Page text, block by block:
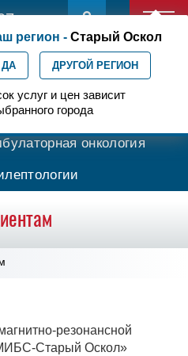
регион - Старый Оскол
ДА ДРУГОЙ РЕГИОН
услуг и цен зависит
города
Протонная терапия
онкология
резонансной
Старый Оскол»